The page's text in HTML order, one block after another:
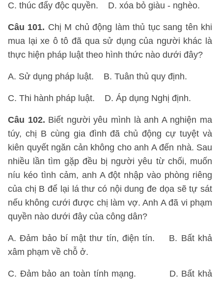
C. thúc đẩy độc quyền. D. xóa bỏ giàu - nghèo.
Câu 101. Chị M chủ động làm thủ tục sang tên khi
mua lại xe ô tô đã qua sử dụng của người khác là
thực hiện pháp luật theo hình thức nào dưới đây?
A. Sử dụng pháp luật. B. Tuân thủ quy định.
C. Thi hành pháp luật. D. Áp dụng Nghị định.
Câu 102. Biết người yêu mình là anh A nghiện ma
túy, chị B cùng gia đình đã chủ động cự tuyệt và
kiên quyết ngăn cản không cho anh A đến nhà. Sau
nhiều lần tìm gặp đều bị người yêu từ chối, muốn
níu kéo tình cảm, anh A đột nhập vào phòng riêng
của chị B để lại lá thư có nội dung đe dọa sẽ tự sát
nếu không cưới được chị làm vợ. Anh A đã vi phạm
quyền nào dưới đây của công dân?
A. Đảm bảo bí mật thư tín, điện tín. B. Bất khả
xâm phạm về chỗ ở.
C. Đảm bảo an toàn tính mạng. D. Bất khả